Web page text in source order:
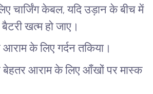
चार्जिंग केबल, यदि उड़ान के बीच में
खत्म हो जाए।
के लिए गर्दन तकिया।
बेहतर आराम के लिए आँखों पर मास्क